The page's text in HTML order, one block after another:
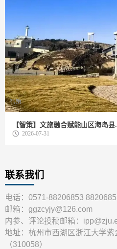
智策
【智策】文旅融合赋能山区海岛县
2026-07-31
联系我们
电话：0571-88206853
邮箱：ggzcyjy@126.com
内参、评论投稿邮箱：
地址：杭州市西湖区浙江大学
（310058）